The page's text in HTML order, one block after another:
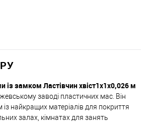
із замком Ластівчин хвіст1x1x0,026 м
заводі пластичних мас. Він
найкращих матеріалів для покриття
залах, кімнатах для занять